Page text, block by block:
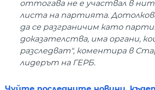
оттогава не е участвал в
листа на партията.
да се разграничим като
доказателства, има органи,
разследват", коментира в
лидерът на ГЕРБ.